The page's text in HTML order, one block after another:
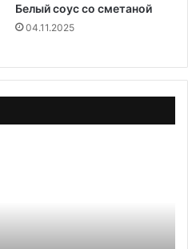
Белый соус со сметаной
04.11.2025